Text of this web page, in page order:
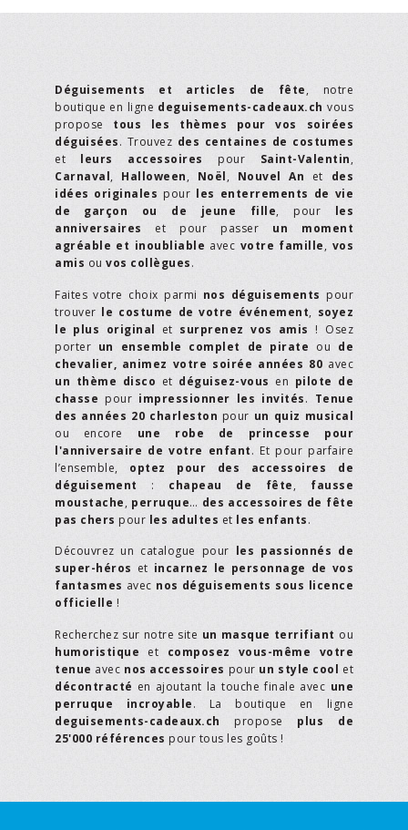
Déguisements et articles de fête, notre
boutique en ligne deguisements-cadeaux.ch vous
propose tous les thèmes pour vos soirées
déguisées. Trouvez des centaines de costumes
et leurs accessoires pour Saint-Valentin,
Carnaval, Halloween, Noël, Nouvel An et des
idées originales pour les enterrements de vie
de garçon ou de jeune fille, pour les
anniversaires et pour passer un moment
agréable et inoubliable avec votre famille, vos
amis ou vos collègues.
Faites votre choix parmi nos déguisements pour
trouver le costume de votre événement, soyez
le plus original et surprenez vos amis ! Osez
porter un ensemble complet de pirate ou de
chevalier, animez votre soirée années 80 avec
un thème disco et déguisez-vous en pilote de
chasse pour impressionner les invités. Tenue
des années 20 charleston pour un quiz musical
ou encore une robe de princesse pour
l'anniversaire de votre enfant. Et pour parfaire
l’ensemble, optez pour des accessoires de
déguisement : chapeau de fête, fausse
moustache, perruque… des accessoires de fête
pas chers pour les adultes et les enfants.
Découvrez un catalogue pour les passionnés de
super-héros et incarnez le personnage de vos
fantasmes avec nos déguisements sous licence
officielle !
Recherchez sur notre site un masque terrifiant ou
humoristique et composez vous-même votre
tenue avec nos accessoires pour un style cool et
décontracté en ajoutant la touche finale avec une
perruque incroyable. La boutique en ligne
deguisements-cadeaux.ch propose plus de
25'000 références pour tous les goûts !